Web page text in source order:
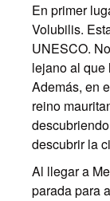
En primer
Volubilis.
UNESCO.
lejano al que
Además, en
reino
descubrir la
Al llegar a
parada para